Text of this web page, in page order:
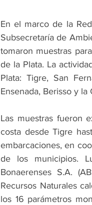
En el marco de la
Subsecretaría de
tomaron muestras
de la Plata. La
Plata: Tigre, San
Ensenada, Berisso y
Las muestras fueron
costa desde Tigre
embarcaciones, en
de los municipios.
Bonaerenses S.A.
Recursos Naturales
los 16 parámetros